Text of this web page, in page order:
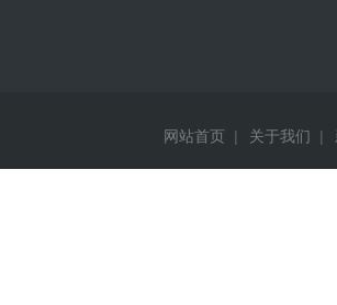
网站首页 | 关于我们 |